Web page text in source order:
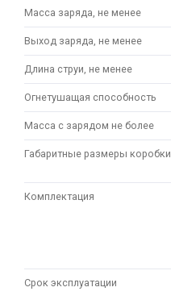
Масса заряда, не менее
Выход заряда, не менее
Длина струи, не менее
Огнетушащая способность
Масса с зарядом не более
Габаритные размеры коробки
Комплектация
Срок эксплуатации